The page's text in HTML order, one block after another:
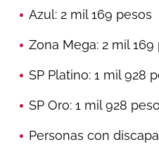
Azul: 2 mil 169 pesos
Zona Mega: 2 mil 169
SP Platino: 1 mil 928
SP Oro: 1 mil 928
Personas con